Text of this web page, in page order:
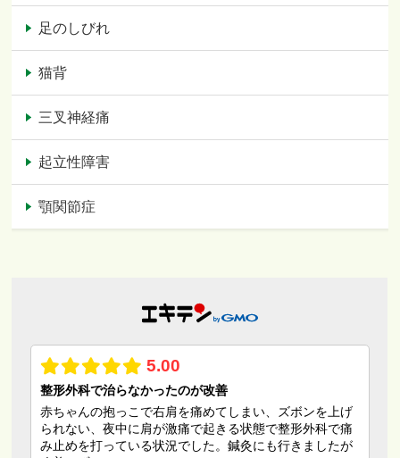
足のしびれ
猫背
三叉神経痛
起立性障害
顎関節症